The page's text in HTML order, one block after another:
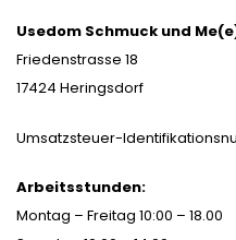
Usedom Schmuck und
Friedenstrasse 18
17424 Heringsdorf
Umsatzsteuer-
Arbeitsstunden:
Montag – Freitag 10:00 – 18.00